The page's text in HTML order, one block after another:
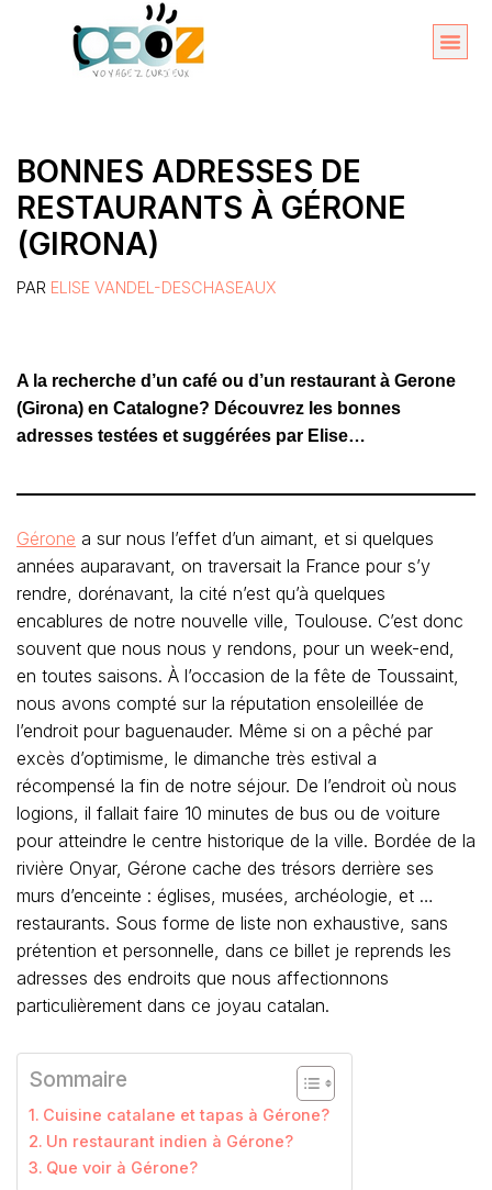
BONNES ADRESSES DE
RESTAURANTS À GÉRONE
(GIRONA)
PAR ELISE VANDEL-DESCHASEAUX
A la recherche d’un café ou d’un restaurant à Gerone
(Girona) en Catalogne? Découvrez les bonnes
adresses testées et suggérées par Elise…
Gérone a sur nous l’effet d’un aimant, et si quelques
années auparavant, on traversait la France pour s’y
rendre, dorénavant, la cité n’est qu’à quelques
encablures de notre nouvelle ville, Toulouse. C’est donc
souvent que nous nous y rendons, pour un week-end,
en toutes saisons. À l’occasion de la fête de Toussaint,
nous avons compté sur la réputation ensoleillée de
l’endroit pour baguenauder. Même si on a pêché par
excès d’optimisme, le dimanche très estival a
récompensé la fin de notre séjour. De l’endroit où nous
logions, il fallait faire 10 minutes de bus ou de voiture
pour atteindre le centre historique de la ville. Bordée de la
rivière Onyar, Gérone cache des trésors derrière ses
murs d’enceinte : églises, musées, archéologie, et …
restaurants. Sous forme de liste non exhaustive, sans
prétention et personnelle, dans ce billet je reprends les
adresses des endroits que nous affectionnons
particulièrement dans ce joyau catalan.
Sommaire
Cuisine catalane et tapas à Gérone?
Un restaurant indien à Gérone?
Que voir à Gérone?